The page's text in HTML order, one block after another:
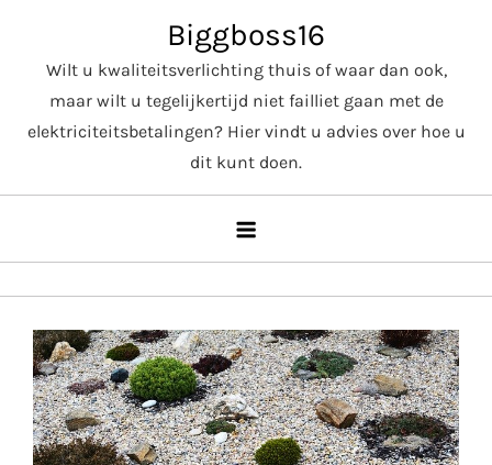
content
Biggboss16
Wilt u kwaliteitsverlichting thuis of waar dan ook,
maar wilt u tegelijkertijd niet failliet gaan met de
elektriciteitsbetalingen? Hier vindt u advies over hoe u
dit kunt doen.